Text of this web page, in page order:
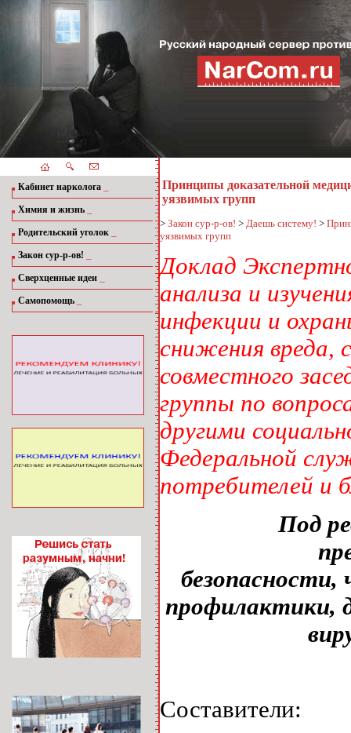
Кабинет нарколога
Химия и жизнь
Родительский уголок
Закон сур-р-ов!
Сверхценные идеи
Самопомощь
Принципы доказательной
уязвимых групп
> Закон сур-р-ов! > Даешь систему! >
уязвимых групп
Доклад
анализа и
инфекции и
снижения вреда,
совместного
группы по
другими
Федеральной
потребителей и
Под
безопасности,
профилактики,
Составители: